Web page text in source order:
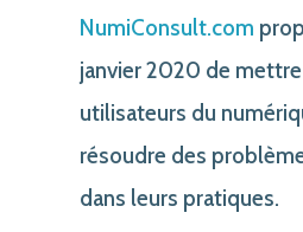
NumiConsult.com
janvier 2020 de
utilisateurs du
résoudre des
dans leurs pratiques.